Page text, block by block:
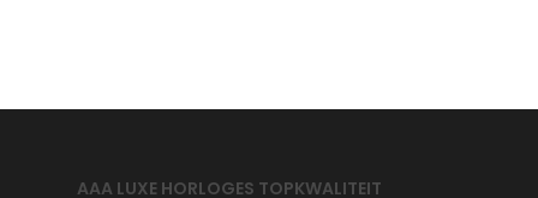
AAA LUXE HORLOGES TOPKWALITEIT